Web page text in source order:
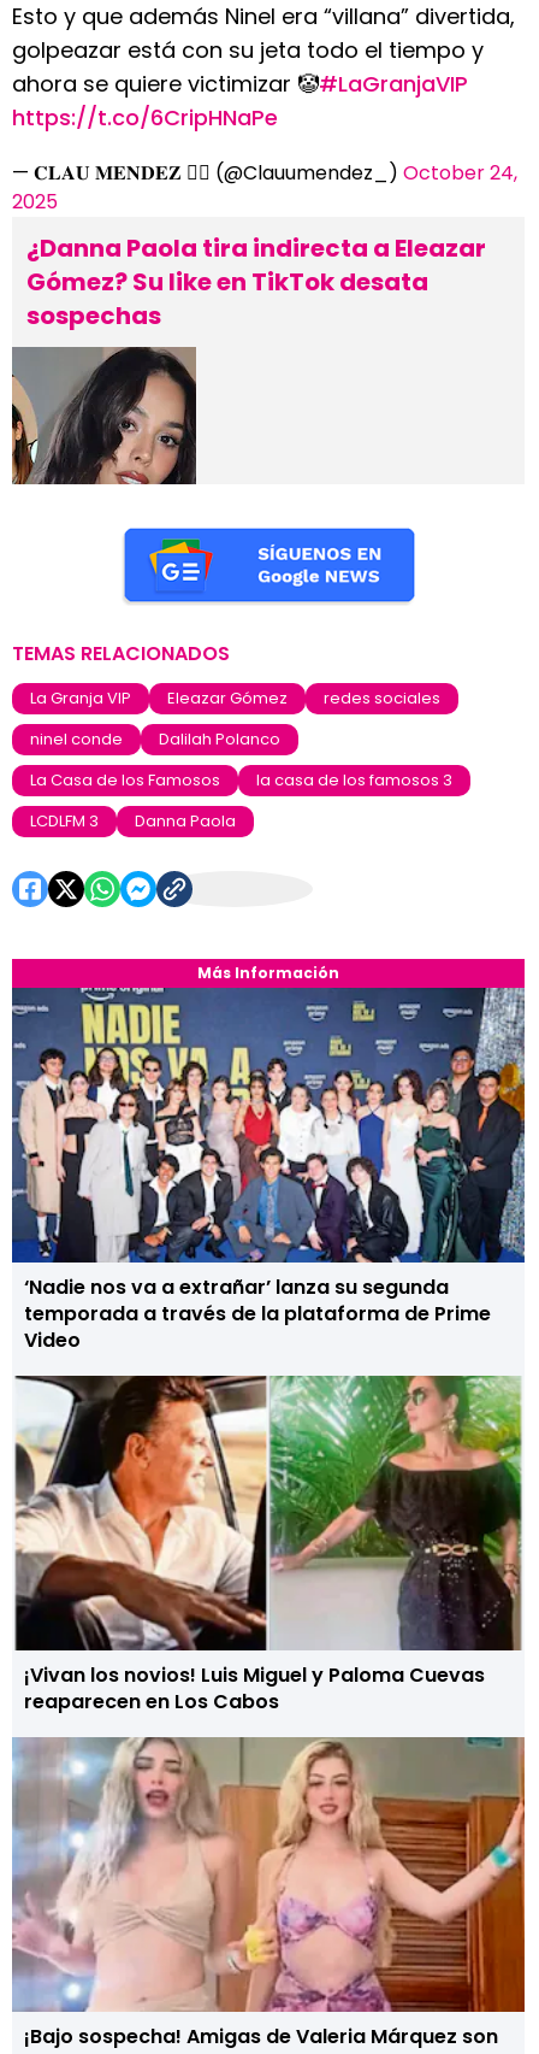
Más Información
‘Nadie nos va a extrañar’ lanza su segunda
temporada a través de la plataforma de Prime
Video
¡Vivan los novios! Luis Miguel y Paloma Cuevas
reaparecen en Los Cabos
¡Bajo sospecha! Amigas de Valeria Márquez son
Esto y que además Ninel era “villana” divertida,
golpeazar está con su jeta todo el tiempo y
ahora se quiere victimizar 🤡#LaGranjaVIP
https://t.co/6CripHNaPe
— 𝐂𝐋𝐀𝐔 𝐌𝐄𝐍𝐃𝐄𝐙 ❤️‍🔥 (@Clauumendez_) October 24,
2025
¿Danna Paola tira indirecta a Eleazar
Gómez? Su like en TikTok desata
sospechas
TEMAS RELACIONADOS
La Granja VIP Eleazar Gómez
redes sociales
ninel conde
Dalilah Polanco
La Casa de los Famosos
la casa de los famosos 3
LCDLFM 3
Danna Paola